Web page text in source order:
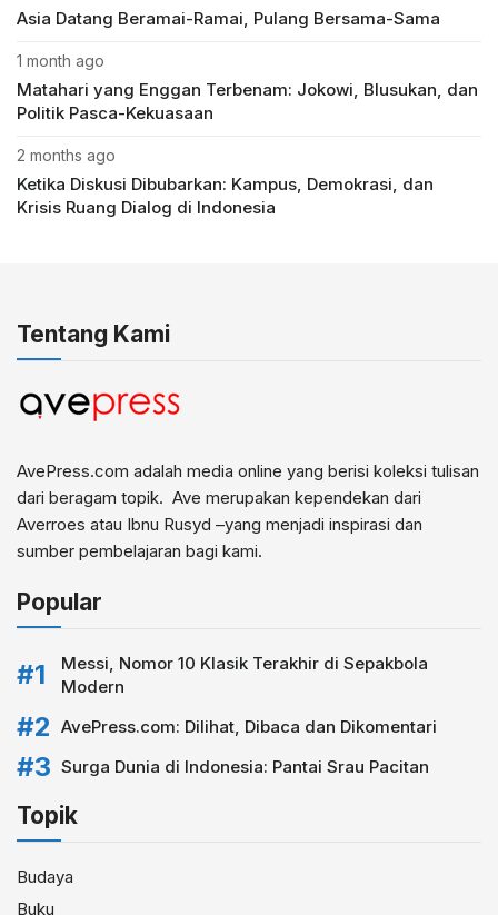
Asia Datang Beramai-Ramai, Pulang Bersama-Sama
1 month ago
Matahari yang Enggan Terbenam: Jokowi, Blusukan, dan
Politik Pasca-Kekuasaan
2 months ago
Ketika Diskusi Dibubarkan: Kampus, Demokrasi, dan
Krisis Ruang Dialog di Indonesia
Tentang Kami
AvePress.com adalah media online yang berisi koleksi tulisan
dari beragam topik. Ave merupakan kependekan dari
Averroes atau Ibnu Rusyd –yang menjadi inspirasi dan
sumber pembelajaran bagi kami.
Popular
Messi, Nomor 10 Klasik Terakhir di Sepakbola
Modern
AvePress.com: Dilihat, Dibaca dan Dikomentari
Surga Dunia di Indonesia: Pantai Srau Pacitan
Topik
Budaya
Buku